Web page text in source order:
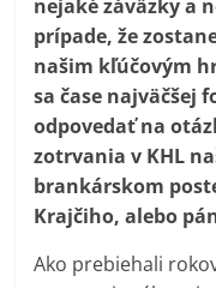
nejaké záväzky a
prípade, že
našim kľúčovým
sa čase najväčšej
odpovedať na
zotrvania v KHL
brankárskom
Krajčiho, alebo
Ako prebiehali